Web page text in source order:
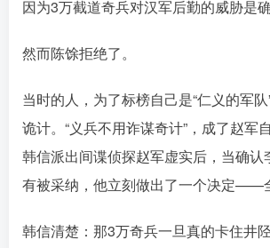
因为3万截道奇兵对汉军后勤的威胁是确
然而陈馀拒绝了。
当时的人，为了标榜自己是“仁义的军
诡计。“义兵不用诈谋奇计”，成了赵军
韩信派出间谍侦探赵军虚实后，当确认
有被采纳，他立刻做出了一个决定——
韩信清楚：那3万奇兵一旦真的卡住井